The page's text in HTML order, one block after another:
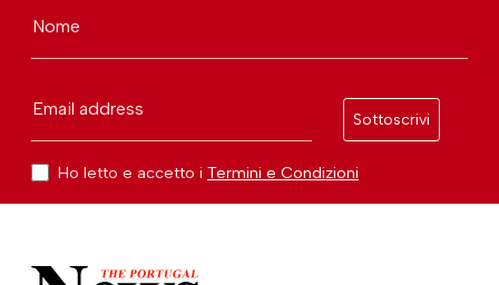
Nome
Email address
Sottoscrivi
Ho letto e accetto i Termini e Condizioni